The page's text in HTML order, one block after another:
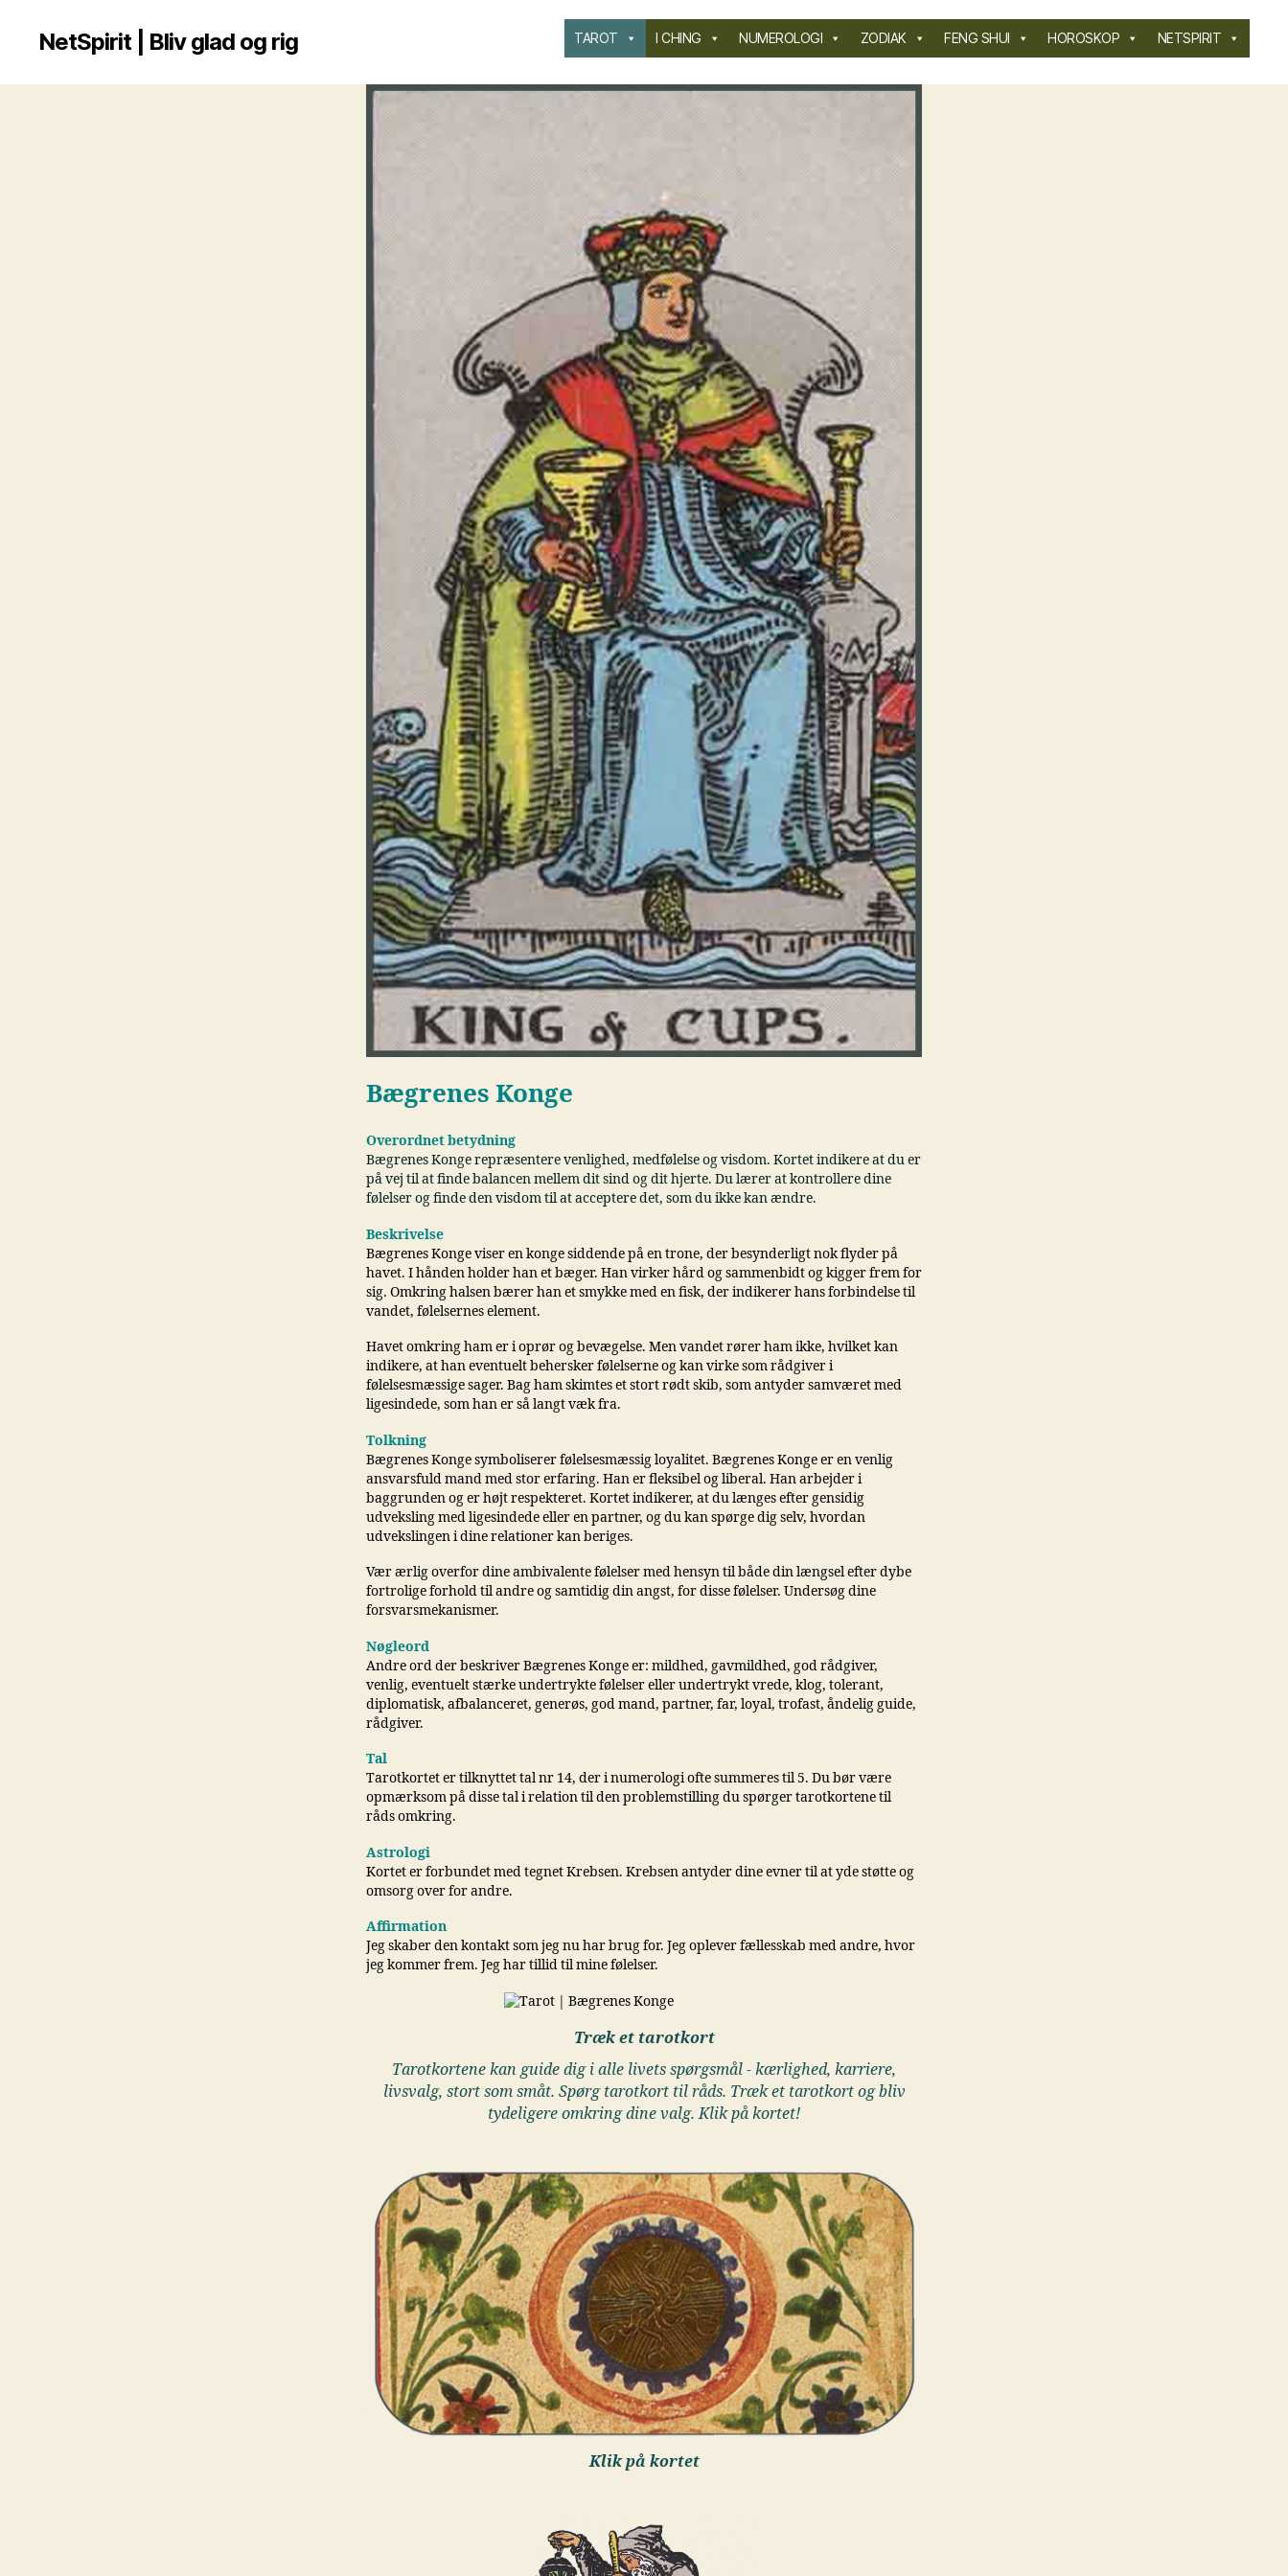
NetSpirit | Bliv glad og rig TAROT I CHING NUMEROLOGI ZODIAK FENG SHUI HOROSKOP NETSPIRIT
Bægrenes Konge
Overordnet betydning
Bægrenes Konge repræsentere venlighed, medfølelse og visdom. Kortet indikere at du er
på vej til at finde balancen mellem dit sind og dit hjerte. Du lærer at kontrollere dine
følelser og finde den visdom til at acceptere det, som du ikke kan ændre.
Beskrivelse
Bægrenes Konge viser en konge siddende på en trone, der besynderligt nok flyder på
havet. I hånden holder han et bæger. Han virker hård og sammenbidt og kigger frem for
sig. Omkring halsen bærer han et smykke med en fisk, der indikerer hans forbindelse til
vandet, følelsernes element.
Havet omkring ham er i oprør og bevægelse. Men vandet rører ham ikke, hvilket kan
indikere, at han eventuelt behersker følelserne og kan virke som rådgiver i
følelsesmæssige sager. Bag ham skimtes et stort rødt skib, som antyder samværet med
ligesindede, som han er så langt væk fra.
Tolkning
Bægrenes Konge symboliserer følelsesmæssig loyalitet. Bægrenes Konge er en venlig
ansvarsfuld mand med stor erfaring. Han er fleksibel og liberal. Han arbejder i
baggrunden og er højt respekteret. Kortet indikerer, at du længes efter gensidig
udveksling med ligesindede eller en partner, og du kan spørge dig selv, hvordan
udvekslingen i dine relationer kan beriges.
Vær ærlig overfor dine ambivalente følelser med hensyn til både din længsel efter dybe
fortrolige forhold til andre og samtidig din angst, for disse følelser. Undersøg dine
forsvarsmekanismer.
Nøgleord
Andre ord der beskriver Bægrenes Konge er: mildhed, gavmildhed, god rådgiver,
venlig, eventuelt stærke undertrykte følelser eller undertrykt vrede, klog, tolerant,
diplomatisk, afbalanceret, generøs, god mand, partner, far, loyal, trofast, åndelig guide,
rådgiver.
Tal
Tarotkortet er tilknyttet tal nr 14, der i numerologi ofte summeres til 5. Du bør være
opmærksom på disse tal i relation til den problemstilling du spørger tarotkortene til
råds omkring.
Astrologi
Kortet er forbundet med tegnet Krebsen. Krebsen antyder dine evner til at yde støtte og
omsorg over for andre.
Affirmation
Jeg skaber den kontakt som jeg nu har brug for. Jeg oplever fællesskab med andre, hvor
jeg kommer frem. Jeg har tillid til mine følelser.
Træk et tarotkort
Tarotkortene kan guide dig i alle livets spørgsmål - kærlighed, karriere,
livsvalg, stort som småt. Spørg tarotkort til råds. Træk et tarotkort og bliv
tydeligere omkring dine valg. Klik på kortet!
Klik på kortet